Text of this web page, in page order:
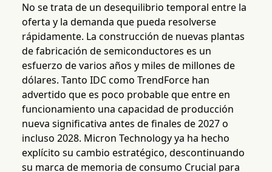
No se trata de un desequilibrio temporal entre la
oferta y la demanda que pueda resolverse
rápidamente. La construcción de nuevas plantas
de fabricación de semiconductores es un
esfuerzo de varios años y miles de millones de
dólares. Tanto IDC como TrendForce han
advertido que es poco probable que entre en
funcionamiento una capacidad de producción
nueva significativa antes de finales de 2027 o
incluso 2028. Micron Technology ya ha hecho
explícito su cambio estratégico, descontinuando
su marca de memoria de consumo Crucial para